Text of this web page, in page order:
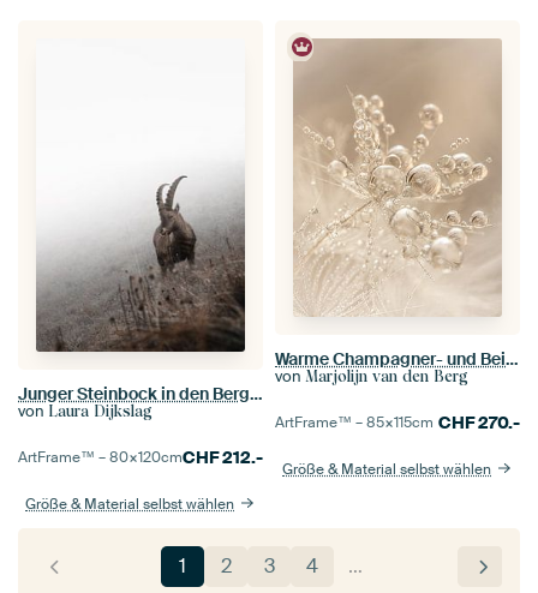
Junger Steinbock in den Bergen | Wildlife Fotografie | Schweiz
von Laura Dijkslag
ArtFrame™ –80×120cmCHF212.-
Größe & Material selbst wählen
Warme Champagner- und Beigetöne: Tröpfchen glitzern auf dem Flaum
von Marjolijn van den Berg
ArtFrame™ –85×115cm CHF270.-
Größe & Material selbst wählen
1 2 3 4 …